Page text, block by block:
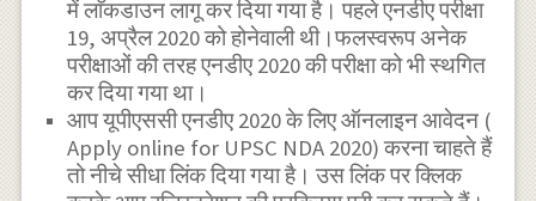
में लाॅकडाउन लागू कर दिया गया है। पहले एनडीए परीक्षा
19, अप्रैल 2020 को होनेवाली थी।फलस्वरूप अनेक
परीक्षाओं की तरह एनडीए 2020 की परीक्षा को भी स्थगित
कर दिया गया था।
आप यूपीएससी एनडीए 2020 के लिए ऑनलाइन आवेदन (
Apply online for UPSC NDA 2020) करना चाहते हैं
तो नीचे सीधा लिंक दिया गया है। उस लिंक पर क्लिक